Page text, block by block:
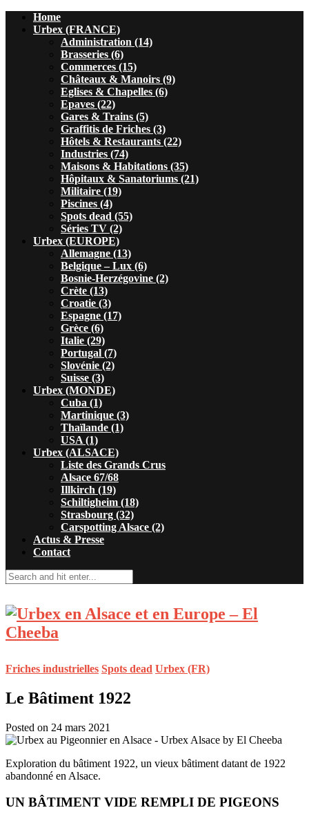
Home
Urbex (FRANCE)
Administration (14)
Brasseries (6)
Commerces (15)
Châteaux & Manoirs (9)
Eglises & Chapelles (6)
Epaves (22)
Gares & Trains (5)
Graffitis de Friches (3)
Hôtels & Restaurants (22)
Industries (74)
Maisons & Habitations (35)
Hôpitaux & Sanatoriums (21)
Militaire (19)
Piscines (4)
Spots dead (55)
Séries TV (2)
Urbex (EUROPE)
Allemagne (13)
Belgique – Lux (6)
Bosnie-Herzégovine (2)
Crète (13)
Croatie (3)
Espagne (17)
Grèce (6)
Italie (29)
Portugal (7)
Slovénie (2)
Suisse (3)
Urbex (MONDE)
Cuba (1)
Martinique (3)
Thaïlande (1)
USA (1)
Urbex (ALSACE)
Liste des Grands Crus
Alsace 67/68
Illkirch (19)
Schiltigheim (18)
Strasbourg (32)
Carspotting Alsace (2)
Actus & Presse
Contact
Friches industrielles Spots dead Urbex (FR)
Le Bâtiment 1922
Posted on 24 mars 2021
Exploration du bâtiment 1922, un vieux bâtiment datant de 1922
abandonné en Alsace.
UN BÂTIMENT VIDE REMPLI DE PIGEONS